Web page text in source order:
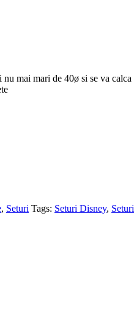
mai mari de 40ø si se va calca
, Seturi Tags: Seturi Disney,